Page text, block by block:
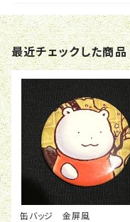
最近チェックした商品
缶バッジ 金屏風